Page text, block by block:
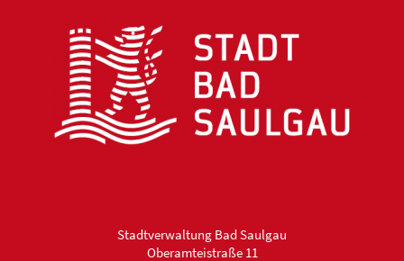
Stadtverwaltung Bad Saulgau
Oberamteistraße 11